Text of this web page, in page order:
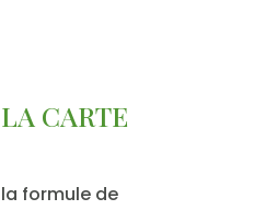
CARTE
formule de